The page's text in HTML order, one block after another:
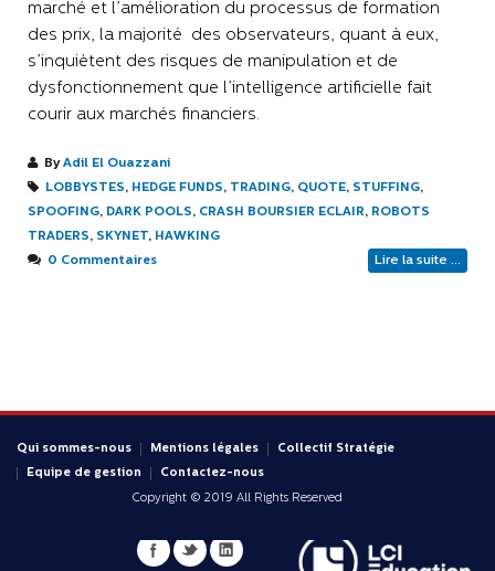
marché et l’amélioration du processus de formation
des prix, la majorité des observateurs, quant à eux,
s’inquiètent des risques de manipulation et de
dysfonctionnement que l’intelligence artificielle fait
courir aux marchés financiers.
ByAdil El Ouazzani
LOBBYSTES, HEDGE FUNDS, TRADING, QUOTE, STUFFING,
SPOOFING, DARK POOLS, CRASH BOURSIER ECLAIR, ROBOTS
TRADERS, SKYNET, HAWKING
0 Commentaires
Lire la suite ...
Qui sommes-nous Mentions légales
Collectif Stratégie
Equipe de gestion
Contactez-nous
Copyright © 2019 All Rights Reserved